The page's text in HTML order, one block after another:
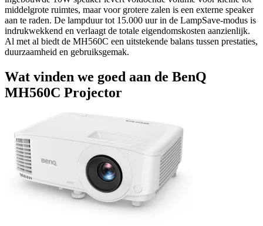
middelgrote ruimtes, maar voor grotere zalen is een externe speaker
aan te raden. De lampduur tot 15.000 uur in de LampSave-modus is
indrukwekkend en verlaagt de totale eigendomskosten aanzienlijk.
Al met al biedt de MH560C een uitstekende balans tussen prestaties,
duurzaamheid en gebruiksgemak.
Wat vinden we goed aan de BenQ
MH560C Projector